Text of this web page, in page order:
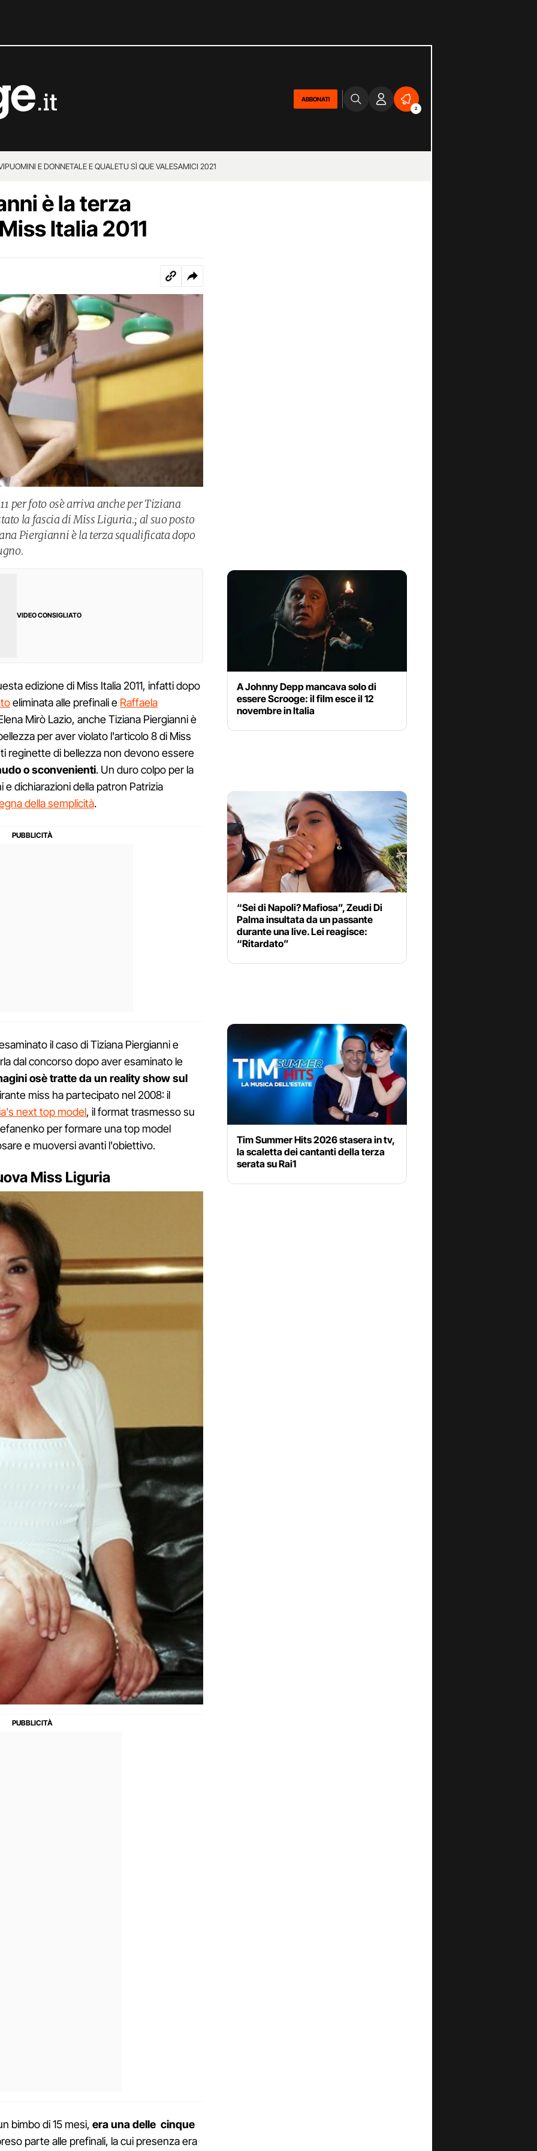
ABBONATI
2
UOMINI E DONNETALE E QUALETU SÌ QUE VALESAMICI 2021
è la terza
Italia 2011
per foto osè arriva anche per Tiziana
la fascia di Miss Liguria.; al suo posto
Piergianni è la terza squalificata dopo
VIDEO CONSIGLIATO
edizione di Miss Italia 2011, infatti dopo
eliminata alle prefinali e Raffaela
Mirò Lazio, anche Tiziana Piergianni è
per aver violato l'articolo 8 di Miss
reginette di bellezza non devono essere
o sconvenienti. Un duro colpo per la
dichiarazioni della patron Patrizia
della semplicità.
il caso di Tiziana Piergianni e
dal concorso dopo aver esaminato le
osè tratte da un reality show sul
miss ha partecipato nel 2008: il
next top model, il format trasmesso su
per formare una top model
e muoversi avanti l'obiettivo.
Miss Liguria
bimbo di 15 mesi, era una delle cinque
parte alle prefinali, la cui presenza era
A Johnny Depp mancava solo di
essere Scrooge: il film esce il 12
novembre in Italia
“Sei di Napoli? Mafiosa”, Zeudi Di
Palma insultata da un passante
durante una live. Lei reagisce:
“Ritardato”
Tim Summer Hits 2026 stasera in tv,
la scaletta dei cantanti della terza
serata su Rai1